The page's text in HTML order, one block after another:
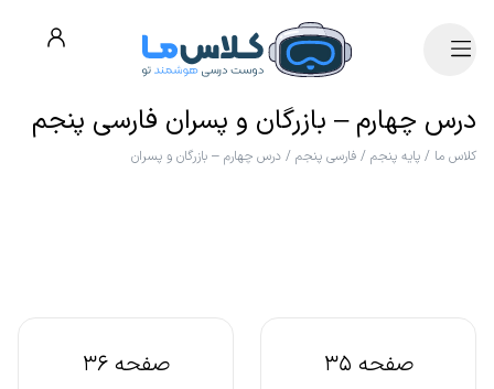
درس چهارم – بازرگان و پسران فارسی پنجم
کلاس ما / پایه پنجم / فارسی پنجم / درس چهارم – بازرگان و پسران
صفحه 35 صفحه 36